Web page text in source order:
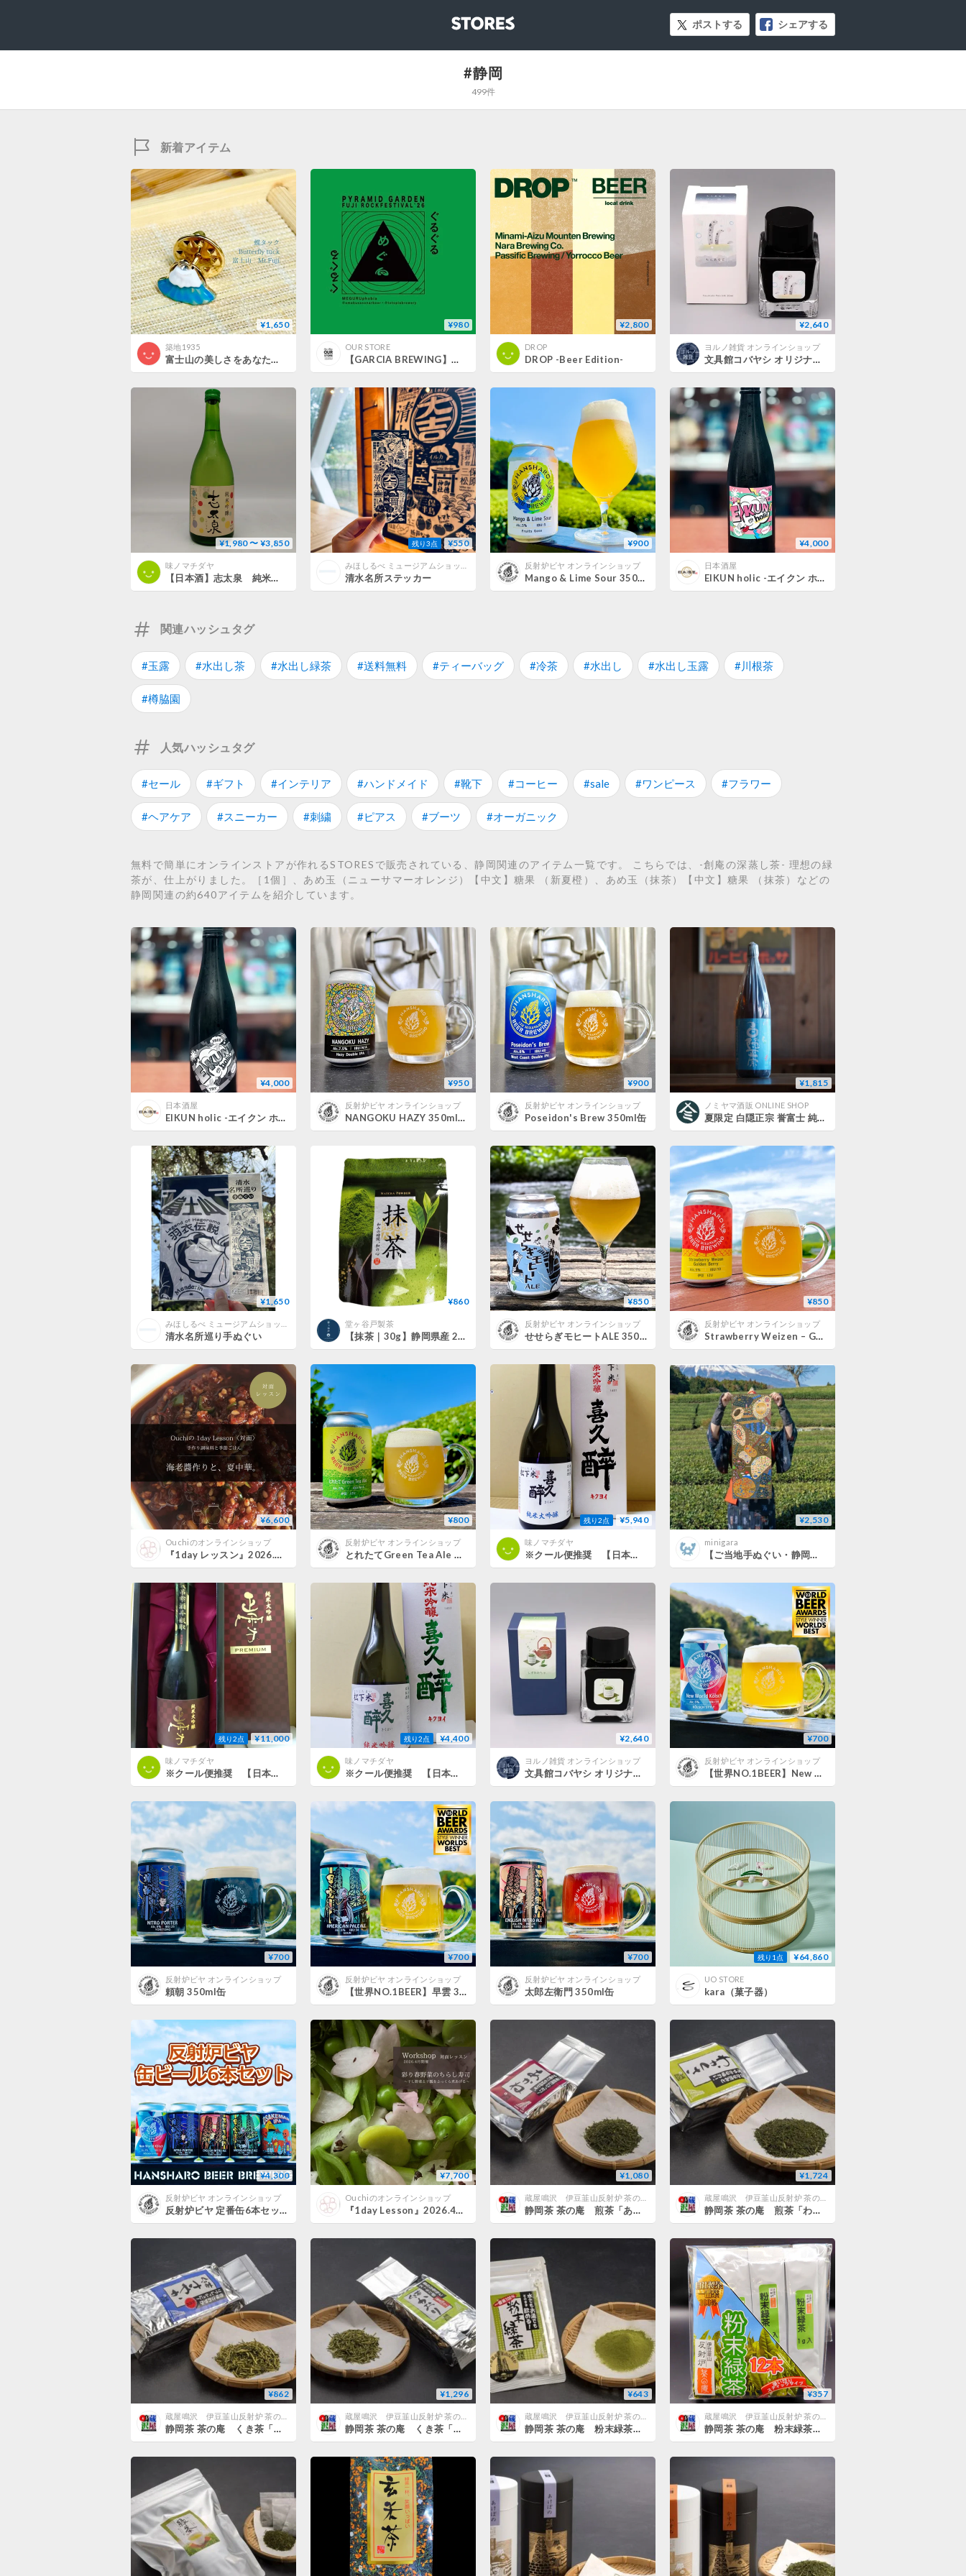
STORES ポストする シェアする
#静岡
499件
新着アイテム
¥1,650
築地1935
富士山の美しさをあなたの胸元に
¥980
OUR STORE
【GARCIA BREWING】ぐるぐるめぐる
¥2,800
DROP
DROP -Beer Edition-
¥2,640
ヨルノ雑貨 オンラインショップ
文具館コバヤシ オリジナル しぞーかインク ちんあなご／だいおうぐそくむし／はしびろこう／さくら
¥1,980 〜 ¥3,850
味ノマチダヤ
【日本酒】志太泉 純米吟醸 夏酒
残り3点 ¥550
清水名所ステッカー
¥900
反射炉ビヤ オンラインショップ
Mango & Lime Sour 350ml缶
¥4,000
日本酒屋
EIKUN holic -エイクン ホリック-
関連ハッシュタグ
#玉露 #水出し茶 #水出し緑茶 #送料無料 #ティーバッグ #冷茶 #水出し #水出し玉露 #川根茶
#樽脇園
人気ハッシュタグ
#セール #ギフト #インテリア #ハンドメイド #靴下 #コーヒー #sale #ワンピース #フラワー
#ヘアケア #スニーカー #刺繍 #ピアス #ブーツ #オーガニック
無料で簡単にオンラインストアが作れるSTORESで販売されている、静岡関連のアイテム一覧です。 こちらでは、-創庵の深蒸し茶- 理想の緑
茶が、仕上がりました。［1個］、あめ玉（ニューサマーオレンジ）【中文】糖果 （新夏橙）、あめ玉（抹茶）【中文】糖果 （抹茶）などの
静岡関連の約640アイテムを紹介しています。
¥4,000
日本酒屋
EIKUN holic -エイクン ホリック- 生酒
¥950
反射炉ビヤ オンラインショップ
NANGOKU HAZY 350ml缶
¥900
反射炉ビヤ オンラインショップ
Poseidon's Brew 350ml缶
¥1,815
ノミヤマ酒販 ONLINE SHOP
夏限定 白隠正宗 誉富士 純米酒 720ml
¥1,650
清水名所巡り手ぬぐい
¥860
堂ヶ谷戸製茶
【抹茶｜30g】静岡県産 2026年
¥850
反射炉ビヤ オンラインショップ
せせらぎモヒートALE 350ml缶
¥850
反射炉ビヤ オンラインショップ
Strawberry Weizen – Golden Berry 350ml缶
¥6,600
Ouchiのオンラインショップ
『1day レッスン』2026.7月開催 海老醬作りと、夏中華。
¥800
反射炉ビヤ オンラインショップ
とれたてGreen Tea Ale 350ml缶
残り2点 ¥5,940
味ノマチダヤ
※クール便推奨 【日本酒】喜久酔 純米大吟醸 松下米40
¥2,530
minigara
【ご当地手ぬぐい・静岡柄】世界一細かい!? 漆黒の出汁に浮かび上がる「富士と茶畑」の品格
残り2点 ¥11,000
味ノマチダヤ
※クール便推奨 【日本酒】正雪 純米大吟醸 プレミアム 斗瓶取り
残り2点 ¥4,400
味ノマチダヤ
※クール便推奨 【日本酒】喜久酔 純米吟醸 松下米50
¥2,640
ヨルノ雑貨 オンラインショップ
文具館コバヤシ オリジナル しぞーかインク しずおかちゃ／いちご／たつのおとしご／めんだこ
¥700
反射炉ビヤ オンラインショップ
【世界NO.1BEER】New World Kölsch 350ml缶
¥700
反射炉ビヤ オンラインショップ
頼朝 350ml缶
¥700
反射炉ビヤ オンラインショップ
【世界NO.1BEER】早雲 350ml缶
¥700
反射炉ビヤ オンラインショップ
太郎左衛門 350ml缶
残り1点 ¥64,860
UO STORE
kara（菓子器）
¥4,300
反射炉ビヤ オンラインショップ
反射炉ビヤ 定番缶6本セット
¥7,700
Ouchiのオンラインショップ
『1day Lesson』2026.4月開催 彩り春野菜のちらし寿司 〜干し野菜と干瓢をふっくら煮あげる〜
¥1,080
蔵屋鳴沢 伊豆韮山反射炉 茶の庵公式ネットショップ
静岡茶 茶の庵 煎茶「あかね」 200g袋入り
¥1,724
蔵屋鳴沢 伊豆韮山反射炉 茶の庵公式ネットショップ
静岡茶 茶の庵 煎茶「わかくさ」 200g袋入り
¥862
蔵屋鳴沢 伊豆韮山反射炉 茶の庵公式ネットショップ
静岡茶 茶の庵 くき茶「さやか」 200g袋
¥1,296
蔵屋鳴沢 伊豆韮山反射炉 茶の庵公式ネットショップ
静岡茶 茶の庵 くき茶「かおり」 200g袋入り
¥643
蔵屋鳴沢 伊豆韮山反射炉 茶の庵公式ネットショップ
静岡茶 茶の庵 粉末緑茶 40g入り
¥357
蔵屋鳴沢 伊豆韮山反射炉 茶の庵公式ネットショップ
静岡茶 茶の庵 粉末緑茶スティック 1g×12本入り